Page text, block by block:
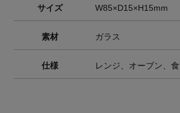
サイズ W85×D15×H15mm
素材 ガラス
仕様 レンジ、オーブン、